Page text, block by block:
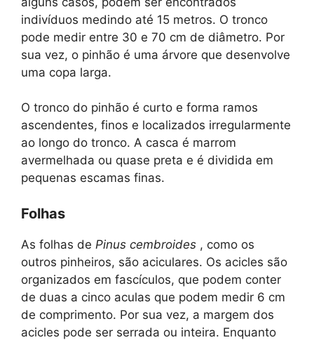
indivíduos medindo até 15 metros. O tronco
pode medir entre 30 e 70 cm de diâmetro. Por
sua vez, o pinhão é uma árvore que desenvolve
uma copa larga.
O tronco do pinhão é curto e forma ramos
ascendentes, finos e localizados irregularmente
ao longo do tronco. A casca é marrom
avermelhada ou quase preta e é dividida em
pequenas escamas finas.
Folhas
As folhas de Pinus cembroides , como os
outros pinheiros, são aciculares. Os acicles são
organizados em fascículos, que podem conter
de duas a cinco aculas que podem medir 6 cm
de comprimento. Por sua vez, a margem dos
acicles pode ser serrada ou inteira. Enquanto